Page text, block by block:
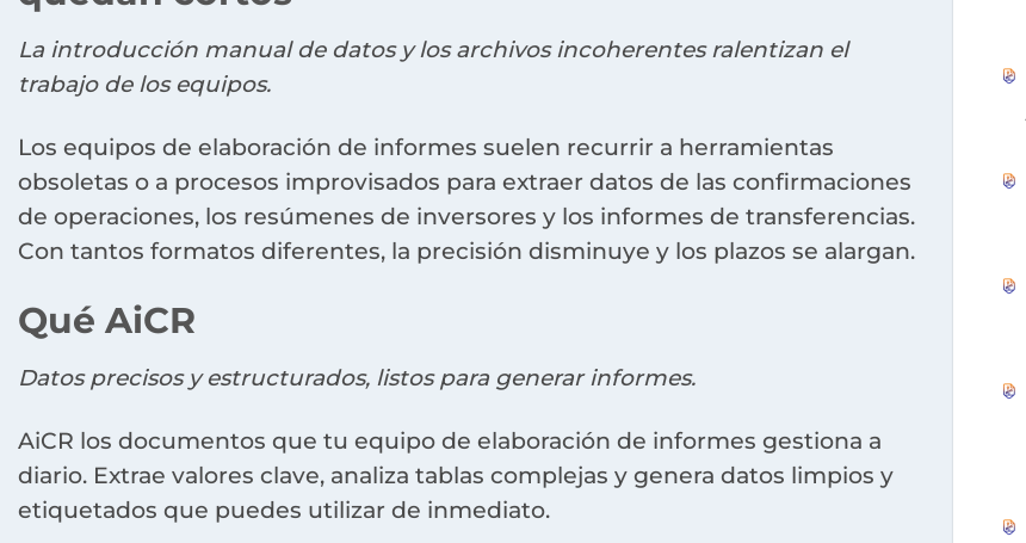
La introducción manual de datos y los archivos incoherentes ralentizan el
trabajo de los equipos.
Los equipos de elaboración de informes suelen recurrir a herramientas
obsoletas o a procesos improvisados para extraer datos de las confirmaciones
de operaciones, los resúmenes de inversores y los informes de transferencias.
Con tantos formatos diferentes, la precisión disminuye y los plazos se alargan.
Qué AiCR
Datos precisos y estructurados, listos para generar informes.
AiCR los documentos que tu equipo de elaboración de informes gestiona a
diario. Extrae valores clave, analiza tablas complejas y genera datos limpios y
etiquetados que puedes utilizar de inmediato.